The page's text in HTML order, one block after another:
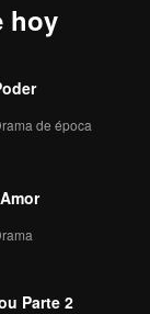
Form
Form
hoy
de época
Parte 2